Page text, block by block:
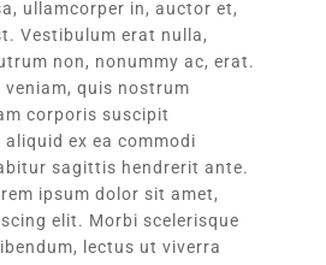
ullamcorper in, auctor et,
Vestibulum erat nulla,
non, nonummy ac, erat.
veniam, quis nostrum
corporis suscipit
ex ea commodi
sagittis hendrerit ante.
ipsum dolor sit amet,
elit. Morbi scelerisque
lectus ut viverra